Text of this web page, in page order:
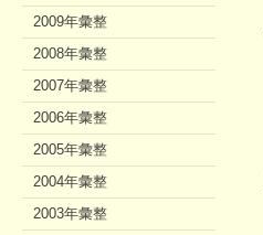
2009年彙整
2008年彙整
2007年彙整
2006年彙整
2005年彙整
2004年彙整
2003年彙整